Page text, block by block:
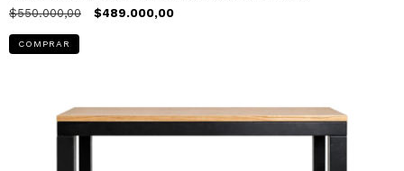
$550.000,00 $489.000,00